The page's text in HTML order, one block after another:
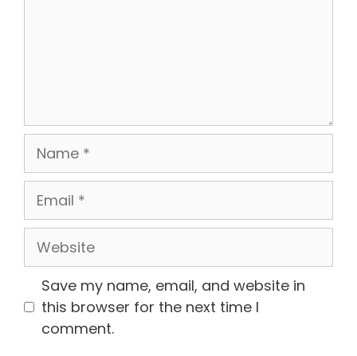
Name
Email
Website
Save my name, email, and website in
this browser for the next time I
comment.